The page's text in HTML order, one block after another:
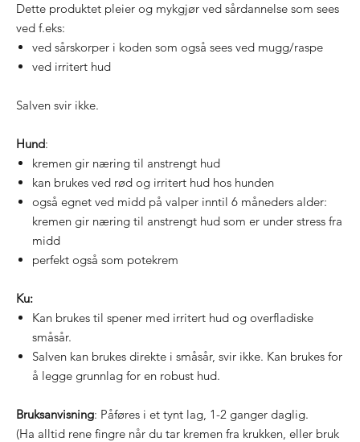
Dette produktet pleier og mykgjør ved sårdannelse som sees
ved f.eks:
ved sårskorper i koden som også sees ved mugg/raspe
ved irritert hud
Salven svir ikke.
Hund:
kremen gir næring til anstrengt hud
kan brukes ved rød og irritert hud hos hunden
også egnet ved midd på valper inntil 6 måneders alder:
kremen gir næring til anstrengt hud som er under stress fra
midd
perfekt også som potekrem
Ku:
Kan brukes til spener med irritert hud og overfladiske
småsår.
Salven kan brukes direkte i småsår, svir ikke. Kan brukes for
å legge grunnlag for en robust hud.
Bruksanvisning: Påføres i et tynt lag, 1-2 ganger daglig.
(Ha alltid rene fingre når du tar kremen fra krukken, eller bruk